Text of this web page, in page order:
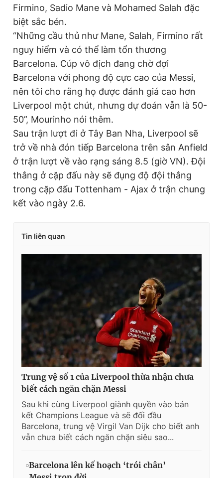
Firmino, Sadio Mane và Mohamed Salah đặc
biệt sắc bén.
“Những cầu thủ như Mane, Salah, Firmino rất
nguy hiểm và có thể làm tổn thương
Barcelona. Cúp vô địch đang chờ đợi
Barcelona với phong độ cực cao của Messi,
nên tôi cho rằng họ được đánh giá cao hơn
Liverpool một chút, nhưng dự đoán vẫn là 50-
50”, Mourinho nói thêm.
Sau trận lượt đi ở Tây Ban Nha, Liverpool sẽ
trở về nhà đón tiếp Barcelona trên sân Anfield
ở trận lượt về vào rạng sáng 8.5 (giờ VN). Đội
thắng ở cặp đấu này sẽ đụng độ đội thắng
trong cặp đấu Tottenham - Ajax ở trận chung
kết vào ngày 2.6.
Tin liên quan
Trung vệ số 1 của Liverpool thừa nhận chưa
biết cách ngăn chặn Messi
Sau khi cùng Liverpool giành quyền vào bán
kết Champions League và sẽ đối đầu
Barcelona, trung vệ Virgil Van Dijk cho biết anh
vẫn chưa biết cách ngăn chặn siêu sao...
Barcelona lên kế hoạch ‘trói chân’